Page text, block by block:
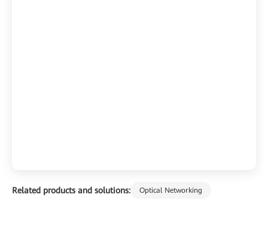
Related products and solutions: Optical Networking